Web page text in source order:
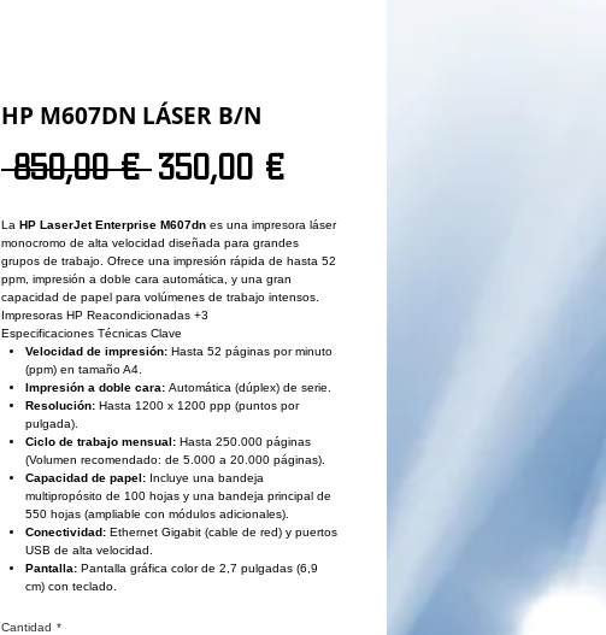
HP M607DN LÁSER B/N
850,00 € Precio
350,00 €Precio de oferta
La HP LaserJet Enterprise M607dn es una impresora láser
monocromo de alta velocidad diseñada para grandes
grupos de trabajo. Ofrece una impresión rápida de hasta 52
ppm, impresión a doble cara automática, y una gran
capacidad de papel para volúmenes de trabajo intensos.
Impresoras HP Reacondicionadas +3
Especificaciones Técnicas Clave
Velocidad de impresión: Hasta 52 páginas por minuto
(ppm) en tamaño A4.
Impresión a doble cara: Automática (dúplex) de serie.
Resolución: Hasta 1200 x 1200 ppp (puntos por
pulgada).
Ciclo de trabajo mensual: Hasta 250.000 páginas
(Volumen recomendado: de 5.000 a 20.000 páginas).
Capacidad de papel: Incluye una bandeja
multipropósito de 100 hojas y una bandeja principal de
550 hojas (ampliable con módulos adicionales).
Conectividad: Ethernet Gigabit (cable de red) y puertos
USB de alta velocidad.
Pantalla: Pantalla gráfica color de 2,7 pulgadas (6,9
cm) con teclado.
Cantidad *